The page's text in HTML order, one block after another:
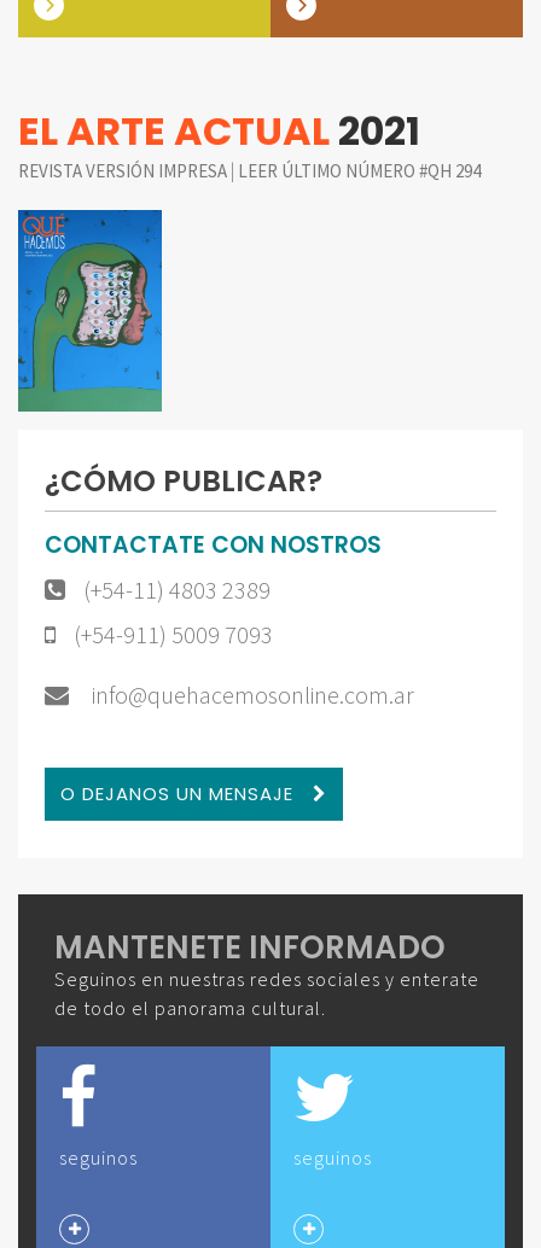
EL ARTE ACTUAL2021
REVISTA VERSIÓN IMPRESA | LEER ÚLTIMO NÚMERO #QH 294
¿CÓMO PUBLICAR?
CONTACTATE CON NOSTROS
(+54-11) 4803 2389
(+54-911) 5009 7093
info@quehacemosonline.com.ar
O DEJANOS UN MENSAJE
MANTENETE INFORMADO
Seguinos en nuestras redes sociales y enterate
de todo el panorama cultural.
seguinos seguinos